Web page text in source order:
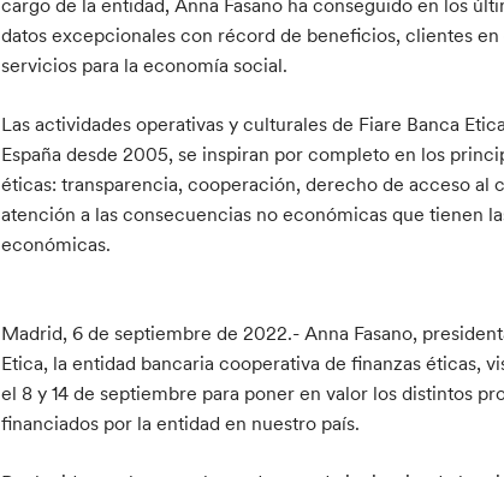
cargo de la entidad, Anna Fasano ha conseguido en los
datos excepcionales con récord de beneficios, clientes
servicios para la economía social.
Las actividades operativas y culturales de Fiare Banca
España desde 2005, se inspiran por completo en los
éticas: transparencia, cooperación, derecho de acceso al
atención a las consecuencias no económicas que tienen
económicas.
Madrid, 6 de septiembre de 2022.- Anna Fasano,
Etica, la entidad bancaria cooperativa de finanzas éticas,
el 8 y 14 de septiembre para poner en valor los distintos
financiados por la entidad en nuestro país.